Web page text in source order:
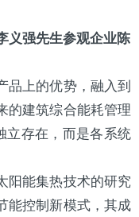
强先生参观企业陈
上的优势，融入到
的建筑综合能耗管理
立存在，而是各系统
阳能集热技术的研究
能控制新模式，其成